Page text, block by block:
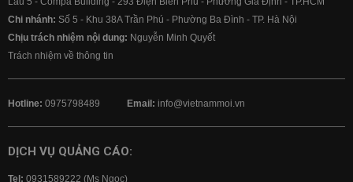
Chi nhánh: Số 5 - Khu 38A Trần Phú - Phường Ba Đình - TP. Hà Nội
Chịu trách nhiệm nội dung: Nguyễn Minh Quyết
Trách nhiệm về thông tin
Hotline: 0975798489 Email: info@vietnammoi.vn
DỊCH VỤ QUẢNG CÁO:
Tel: 0931589222 (Ms Ngọc)